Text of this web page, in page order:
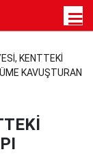
KENTTEKİ
KAVUŞTURAN